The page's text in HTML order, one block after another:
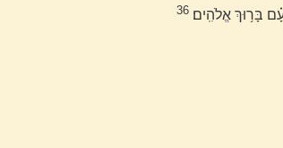
36 בָּר֥וּךְ אֱלֹהִֽים׃